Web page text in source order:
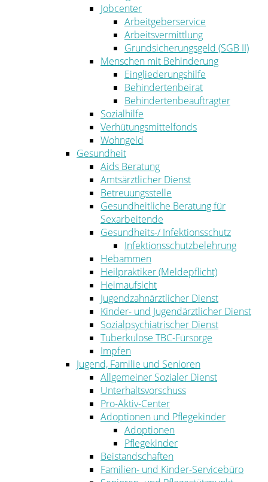
Jobcenter
Arbeitgeberservice
Arbeitsvermittlung
Grundsicherungsgeld (SGB II)
Menschen mit Behinderung
Eingliederungshilfe
Behindertenbeirat
Behindertenbeauftragter
Sozialhilfe
Verhütungsmittelfonds
Wohngeld
Gesundheit
Aids Beratung
Amtsärztlicher Dienst
Betreuungsstelle
Gesundheitliche Beratung für
Sexarbeitende
Gesundheits-/ Infektionsschutz
Infektionsschutzbelehrung
Hebammen
Heilpraktiker (Meldepflicht)
Heimaufsicht
Jugendzahnärztlicher Dienst
Kinder- und Jugendärztlicher Dienst
Sozialpsychiatrischer Dienst
Tuberkulose TBC-Fürsorge
Impfen
Jugend, Familie und Senioren
Allgemeiner Sozialer Dienst
Unterhaltsvorschuss
Pro-Aktiv-Center
Adoptionen und Pflegekinder
Adoptionen
Pflegekinder
Beistandschaften
Familien- und Kinder-Servicebüro